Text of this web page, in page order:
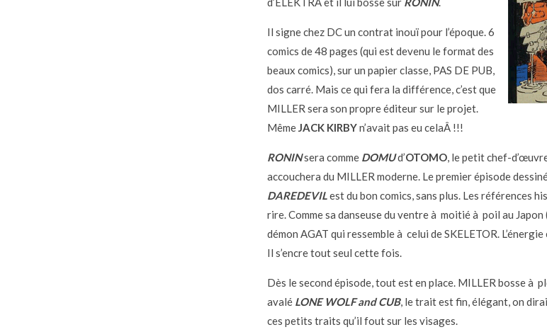
Il signe chez DC un contrat inouï pour l’époque. 6
comics de 48 pages (qui est devenu le format des
beaux comics), sur un papier classe, PAS DE PUB,
dos carré. Mais ce qui fera la différence, c’est que
MILLER sera son propre éditeur sur le projet.
MêmeJACK KIRBYn’avait pas eu celaÂ !!!
RONINsera comme DOMUd’OTOMO, le petit chef-
accouchera du MILLER moderne. Le premier épisode
DAREDEVILest du bon comics, sans plus. Les références
rire. Comme sa danseuse du ventre à moitié à poil au Japon
démon AGAT qui ressemble à celui de SKELETOR.
Il s’encre tout seul cette fois.
Dès le second épisode, tout est en place. MILLER bosse à
avalé LONE WOLF and CUB, le trait est fin, élégant, on
ces petits traits qu’il fout sur les visages.